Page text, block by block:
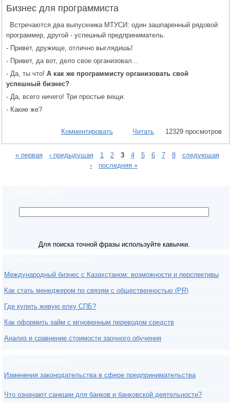
Бизнес для программиста
Встречаются два выпускника МТУСИ: один зашпаренный рядовой
программер, другой - успешный предприниматель.
- Привет, дружище, отлично выглядишь!
- Привет, да вот, дело свое организовал...
- Да, ты что! А как же программисту организовать свой
успешный бизнес?
- Да, всего ничего! Три простые вещи.
- Какие же?
Комментировать Читать 12329 просмотров
« первая ‹ предыдущая 1 2 3 4 5 6 7 8
следующая
›
последняя »
Для поиска точной фразы используйте кавычки.
Международный бизнес с Казахстаном: возможности и перспективы
Как стать менеджером по связям с общественностью (PR)
Где купить живую елку СПБ?
Как оформить займ с мгновенным переводом средств
Анализ и сравнение стоимости заочного обучения
Изменения законодательства в сфере предпринимательства
Что означают санкции для банков и банковской деятельности?